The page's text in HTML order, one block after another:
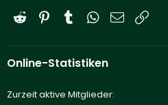
Reddit PinterestTumblrWhatsApp
E-Mail
Online-Statistiken
Zurzeit aktive Mitglieder